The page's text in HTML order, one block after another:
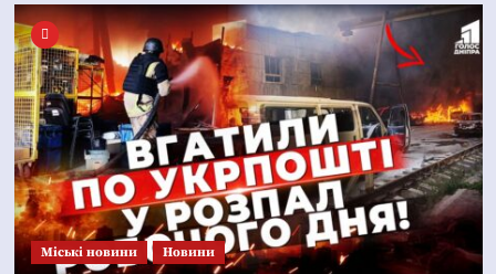
Mіські новини Новини